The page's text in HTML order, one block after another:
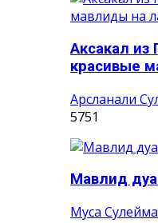
Аксакал из
красивые
Арсланали
5751
Мавлид
Муса